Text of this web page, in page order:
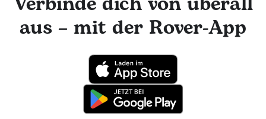
Foto-Updates erhalten. Der engagierte Kundenservice von
Rover ist für dich da und dein Hundesitter hat die
Möglichkeit, professionelle tierärztliche Beratung in
Anspruch zu nehmen. Im seltenen Fall eines Problems
Haustier profitiert von der Rover-Garantie, die die Kosten
für tierärztliche Behandlungen erstattet.
aus – mit der Rover-App